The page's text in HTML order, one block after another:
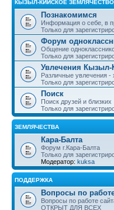
КЫЗЫЛ-КИЙСКОЕ ЗЕМЛЯЧЕСТВО
Познакомимся
Информация о себе, в
Только для
Форум
Общение
Только для
Увлечения Кызыл-
Различные увлечения -
Только для
Поиск
Поиск друзей и близких
Только для
ЗЕМЛЯЧЕСТВА
Кара-Балта
Форум г.Кара-Балта
Только для
Модератор: kuksa
ПОДДЕРЖКА
Вопросы по
Вопросы по работе
ОТКРЫТ ДЛЯ ВСЕХ